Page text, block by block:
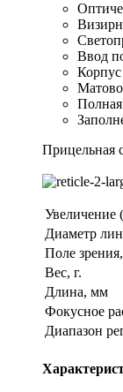
Ввод
Прицельная
Увеличение
Диаметр
Поле
Вес, г.
Длина, мм
Фокусное
Диапазон